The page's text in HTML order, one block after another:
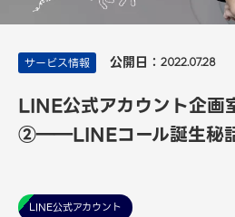
サービス情報 公開日： 2022.07.28
LINE公式アカウント企画
②――LINEコール誕生秘
LINE公式アカウント